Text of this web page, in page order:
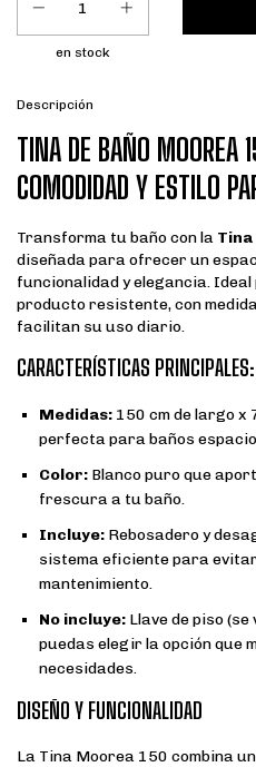
en stock
Descripción
TINA DE BAÑO MOOREA
COMODIDAD Y ESTILO
Transforma tu baño con la Tina
diseñada para ofrecer un
funcionalidad y elegancia.
producto resistente, con
facilitan su uso diario.
CARACTERÍSTICAS PRINCIPALES:
Medidas: 150 cm de largo x
perfecta para baños
Color: Blanco puro que
frescura a tu baño.
Incluye: Rebosadero y
sistema eficiente para
mantenimiento.
No incluye: Llave de piso
puedas elegir la opción que
necesidades.
DISEÑO Y FUNCIONALIDAD
La Tina Moorea 150 combina